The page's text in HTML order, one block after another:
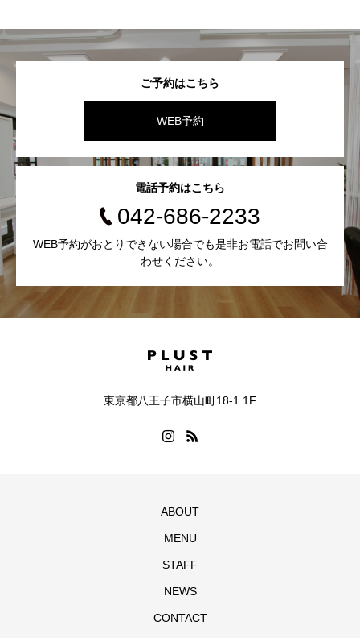
ご予約はこちら
WEB予約
電話予約はこちら
042-686-2233
WEB予約がおとりできない場合でも是非お電話でお問い合
わせください。
東京都八王子市横山町18-1 1F
ABOUT
MENU
STAFF
NEWS
CONTACT